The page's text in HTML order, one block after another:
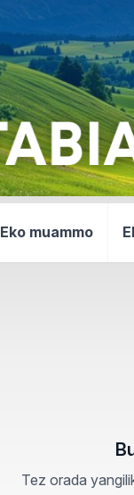
Eko muammo
Tez orada